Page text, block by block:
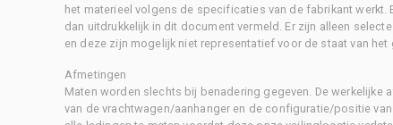
het materieel volgens de specificaties van de fabrikant
dan uitdrukkelijk in dit document vermeld. Er zijn alleen
en deze zijn mogelijk niet representatief voor de staat van het
Afmetingen
Maten worden slechts bij benadering gegeven. De
van de vrachtwagen/aanhanger en de configuratie/positie